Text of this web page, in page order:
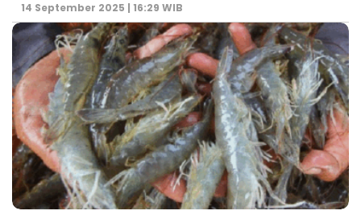
14 September 2025 | 16:29 WIB